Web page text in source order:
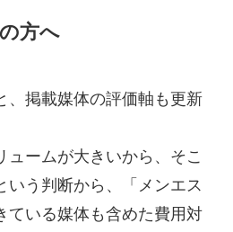
方へ
、掲載媒体の評価軸も更新
ュームが大きいから、そこ
いう判断から、「メンエス
ている媒体も含めた費用対